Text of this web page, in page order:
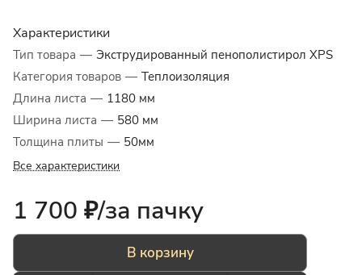
Характеристики
Тип товара — Экструдированный пенополистирол XPS
Категория товаров — Теплоизоляция
Длина листа — 1180 мм
Ширина листа — 580 мм
Толщина плиты — 50мм
Все характеристики
1 700 ₽/за пачку
В корзину